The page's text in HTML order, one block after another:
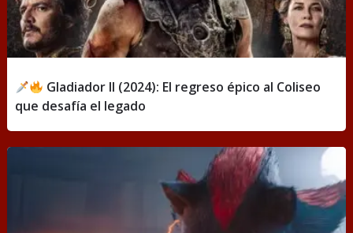
Gladiador II (2024): El regreso épico al Coliseo
que desafía el legado